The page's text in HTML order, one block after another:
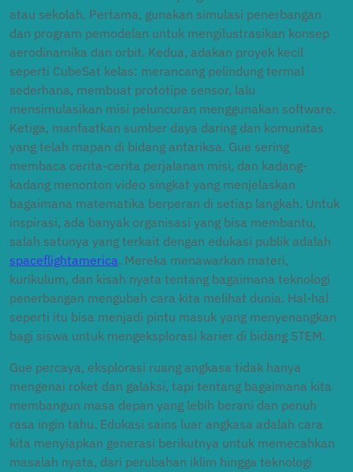
atau sekolah. Pertama, gunakan simulasi penerbangan
dan program pemodelan untuk mengilustrasikan konsep
aerodinamika dan orbit. Kedua, adakan proyek kecil
seperti CubeSat kelas: merancang pelindung termal
sederhana, membuat prototipe sensor, lalu
mensimulasikan misi peluncuran menggunakan software.
Ketiga, manfaatkan sumber daya daring dan komunitas
yang telah mapan di bidang antariksa. Gue sering
membaca cerita-cerita perjalanan misi, dan kadang-
kadang menonton video singkat yang menjelaskan
bagaimana matematika berperan di setiap langkah. Untuk
inspirasi, ada banyak organisasi yang bisa membantu,
salah satunya yang terkait dengan edukasi publik adalah
spaceflightamerica. Mereka menawarkan materi,
kurikulum, dan kisah nyata tentang bagaimana teknologi
penerbangan mengubah cara kita melihat dunia. Hal-hal
seperti itu bisa menjadi pintu masuk yang menyenangkan
bagi siswa untuk mengeksplorasi karier di bidang STEM.
Gue percaya, eksplorasi ruang angkasa tidak hanya
mengenai roket dan galaksi, tapi tentang bagaimana kita
membangun masa depan yang lebih berani dan penuh
rasa ingin tahu. Edukasi sains luar angkasa adalah cara
kita menyiapkan generasi berikutnya untuk memecahkan
masalah nyata, dari perubahan iklim hingga teknologi